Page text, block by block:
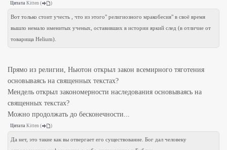
Цитата Kitten ( )
Вот только стоит учесть , что из этого" религиозного мракобесия" в своё время
вышло немало именитых ученых, оставивших в истории яркий след (в отличие от
товарища Helium).
Прямо из религии, Ньютон открыл закон всемирного тяготения
основываясь на священных текстах?
Мендель открыл закономерности наследования основываясь на
священных текстах?
Можно продолжать до бесконечности...
Цитата Kitten ( )
Да нет, это такие как вы отвергает его существование. Бог дал человеку